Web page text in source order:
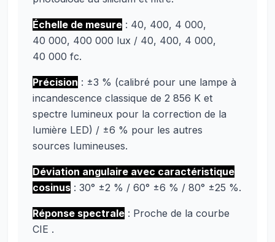
Échelle de mesure : 40, 400, 4 000,
40 000, 400 000 lux / 40, 400, 4 000,
40 000 fc.
Précision : ±3 % (calibré pour une lampe à
incandescence classique de 2 856 K et
spectre lumineux pour la correction de la
lumière LED) / ±6 % pour les autres
sources lumineuses.
Déviation angulaire avec caractéristique
cosinus : 30° ±2 % / 60° ±6 % / 80° ±25 %.
Réponse spectrale : Proche de la courbe
CIE .